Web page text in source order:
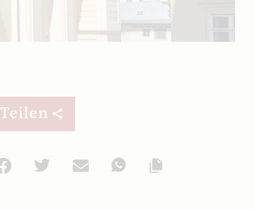
Teilen
Facebook
Twitter Mail
WhatsApp